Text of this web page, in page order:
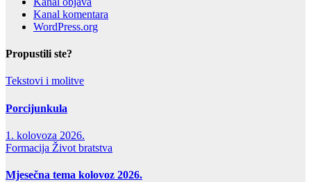
Kanal komentara
WordPress.org
Propustili ste?
Tekstovi i molitve
Porcijunkula
1. kolovoza 2026.
Formacija Život bratstva
Mjesečna tema kolovoz 2026.